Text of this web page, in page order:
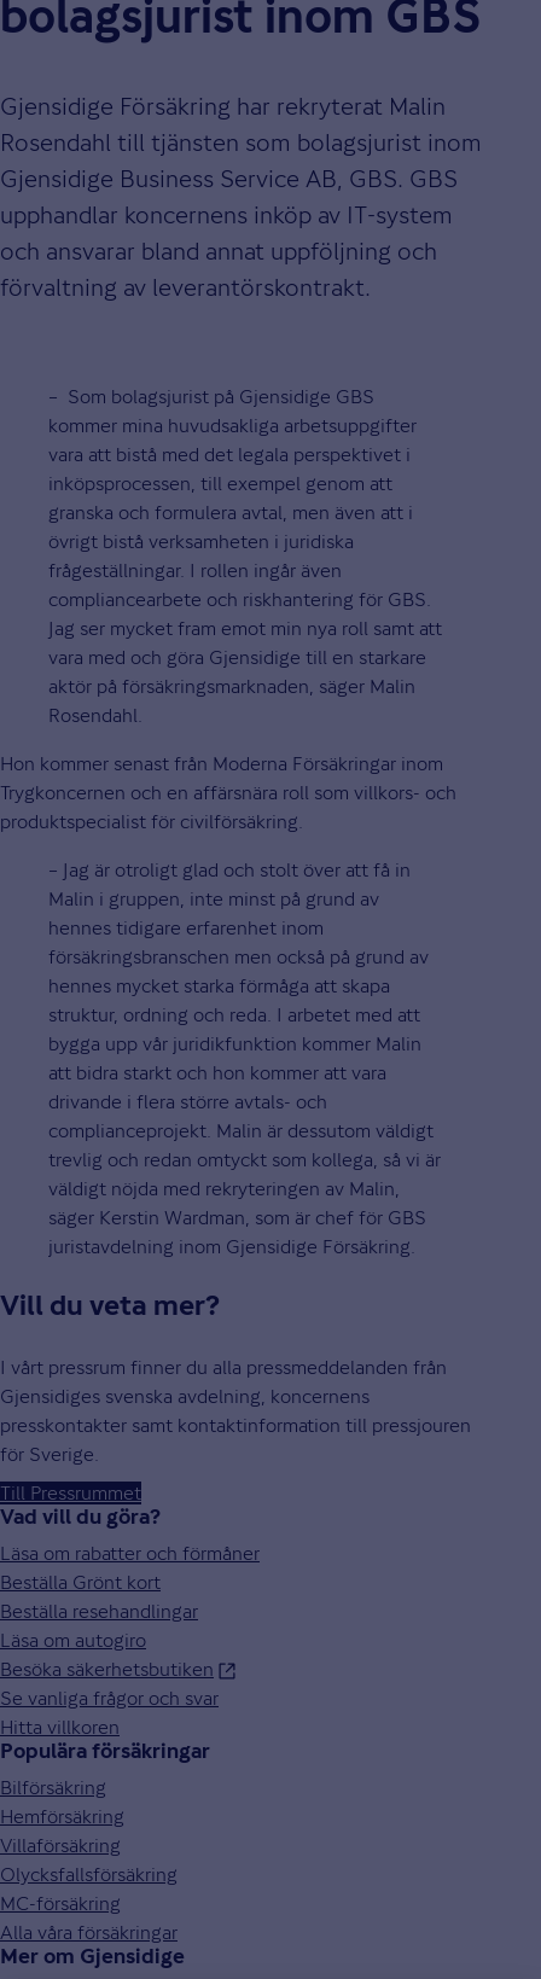
bolagsjurist inom GBS
Gjensidige Försäkring har rekryterat Malin
Rosendahl till tjänsten som bolagsjurist inom
Gjensidige Business Service AB, GBS. GBS
upphandlar koncernens inköp av IT-system
och ansvarar bland annat uppföljning och
förvaltning av leverantörskontrakt.
– Som bolagsjurist på Gjensidige GBS
kommer mina huvudsakliga arbetsuppgifter
vara att bistå med det legala perspektivet i
inköpsprocessen, till exempel genom att
granska och formulera avtal, men även att i
övrigt bistå verksamheten i juridiska
frågeställningar. I rollen ingår även
compliancearbete och riskhantering för GBS.
Jag ser mycket fram emot min nya roll samt att
vara med och göra Gjensidige till en starkare
aktör på försäkringsmarknaden, säger Malin
Rosendahl.
Hon kommer senast från Moderna Försäkringar inom
Trygkoncernen och en affärsnära roll som villkors- och
produktspecialist för civilförsäkring.
– Jag är otroligt glad och stolt över att få in
Malin i gruppen, inte minst på grund av
hennes tidigare erfarenhet inom
försäkringsbranschen men också på grund av
hennes mycket starka förmåga att skapa
struktur, ordning och reda. I arbetet med att
bygga upp vår juridikfunktion kommer Malin
att bidra starkt och hon kommer att vara
drivande i flera större avtals- och
complianceprojekt. Malin är dessutom väldigt
trevlig och redan omtyckt som kollega, så vi är
väldigt nöjda med rekryteringen av Malin,
säger Kerstin Wardman, som är chef för GBS
juristavdelning inom Gjensidige Försäkring.
Vill du veta mer?
I vårt pressrum finner du alla pressmeddelanden från
Gjensidiges svenska avdelning, koncernens
presskontakter samt kontaktinformation till pressjouren
för Sverige.
Till Pressrummet
Vad vill du göra?
Läsa om rabatter och förmåner
Beställa Grönt kort
Beställa resehandlingar
Läsa om autogiro
Besöka säkerhetsbutiken
Se vanliga frågor och svar
Hitta villkoren
Populära försäkringar
Bilförsäkring
Hemförsäkring
Villaförsäkring
Olycksfallsförsäkring
MC-försäkring
Alla våra försäkringar
Mer om Gjensidige